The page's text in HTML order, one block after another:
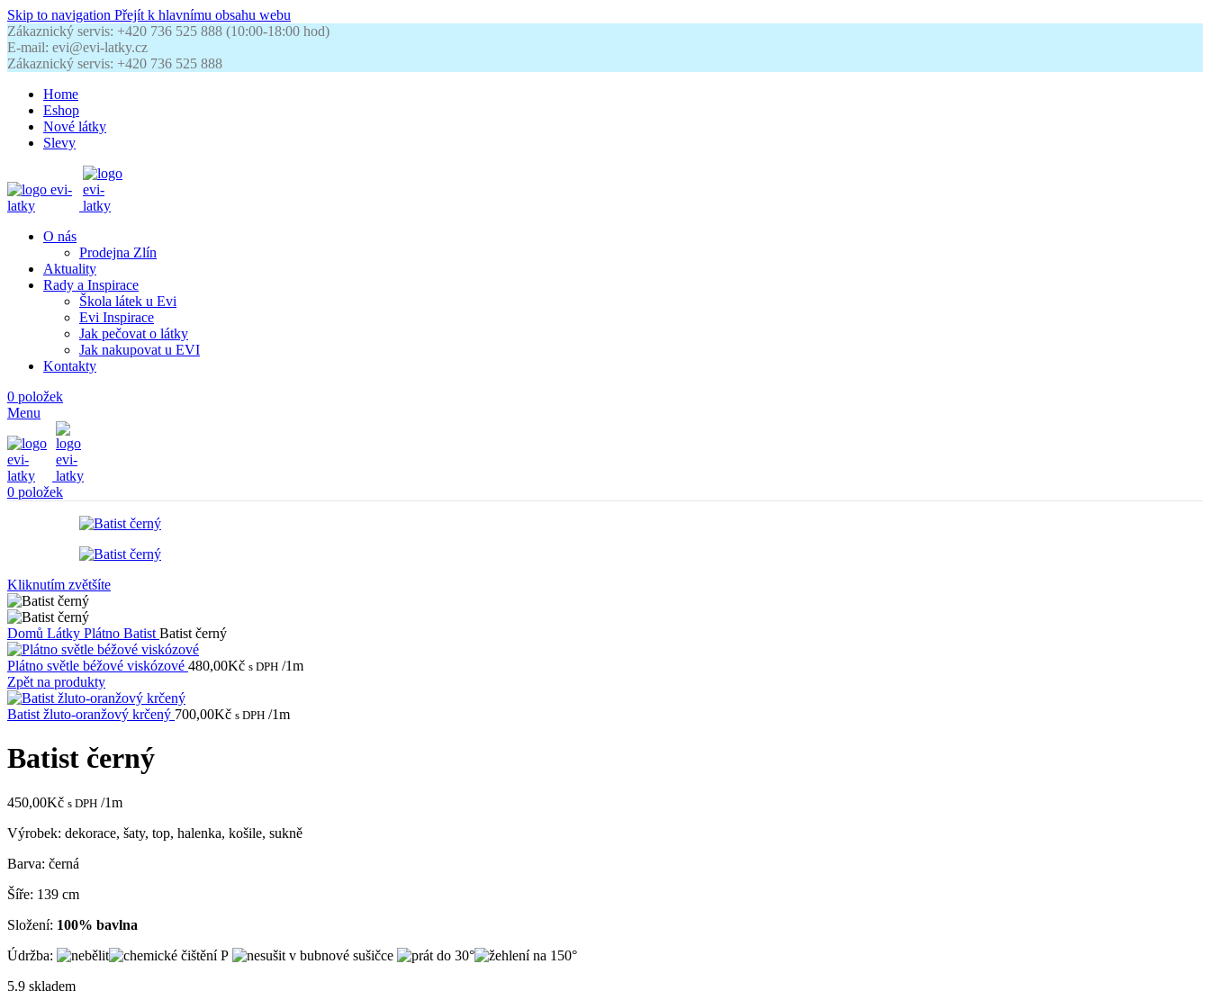
Skip to navigation Přejít k hlavnímu obsahu webu
Zákaznický servis: +420 736 525 888 (10:00-18:00 hod)
E-mail: evi@evi-latky.cz
Zákaznický servis: +420 736 525 888
Home
Eshop
Nové látky
Slevy
O nás
Prodejna Zlín
Aktuality
Rady a Inspirace
Škola látek u Evi
Evi Inspirace
Jak pečovat o látky
Jak nakupovat u EVI
Kontakty
0 položek
Menu
0 položek
Kliknutím zvětšíte
Domů Látky Plátno Batist Batist černý
Plátno světle béžové viskózové 480,00Kč s DPH /1m
Zpět na produkty
Batist žluto-oranžový krčený 700,00Kč s DPH /1m
Batist černý
450,00Kč s DPH /1m
Výrobek: dekorace, šaty, top, halenka, košile, sukně
Barva: černá
Šíře: 139 cm
Složení: 100% bavlna
Údržba:
5.9 skladem